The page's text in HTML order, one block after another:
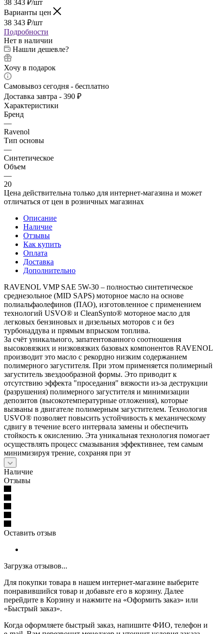
38 343 ₽/шт
Варианты цен
38 343 ₽/шт
Подробности
Нет в наличии
Нашли дешевле?
Хочу в подарок
Самовывоз сегодня - бесплатно
Доставка завтра - 390 ₽
Характеристики
Бренд
—
Ravenol
Тип основы
—
Синтетическое
Объем
—
20
Цена действительна только для интернет-магазина и может
отличаться от цен в розничных магазинах
Описание
Наличие
Отзывы
Как купить
Оплата
Доставка
Дополнительно
RAVENOL VMP SAE 5W-30 – полностью синтетическое
среднезольное (MID SAPS) моторное масло на основе
полиальфаолефинов (ПАО), изготовленное с применением
технологий USVO® и CleanSynto® моторное масло для
легковых бензиновых и дизельных моторов с и без
турбонаддува и прямым впрыском топлива.
За счёт уникального, запатентованного соотношения
высоковязких и низковязких базовых компонентов RAVENOL
производит это масло с рекордно низким содержанием
полимерного загустителя. При этом применяется полимерный
загуститель звездообразной формы. Это приводит к
отсутствию эффекта "проседания" вязкости из-за деструкции
(разрушения) полимерного загустителя и минимизации
депозитов (высокотемпературные отложения), которые
вызваны в двигателе полимерным загустителем. Технология
USVO® позволяет повысить устойчивость к механическому
сдвигу в течение всего интервала замены и обеспечить
стойкость к окислению. Эта уникальная технология помогает
осуществлять процесс смазывания эффективнее, тем самым
минимизируя трение, сохраняя при эт
Наличие
Отзывы
Оставить отзыв
Загрузка отзывов...
Для покупки товара в нашем интернет-магазине выберите
понравившийся товар и добавьте его в корзину. Далее
перейдите в Корзину и нажмите на «Оформить заказ» или
«Быстрый заказ».
Когда оформляете быстрый заказ, напишите ФИО, телефон и